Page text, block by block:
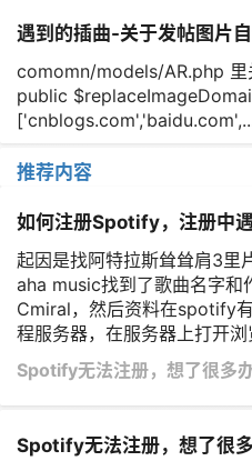
遇到的插曲-关于发帖图片
comomn/models/AR.php 里
public
推荐内容
如何注册Spotify，注册中
起因是找阿特拉斯耸耸肩3里
aha music找到了歌曲名字
Cmiral，然后资料在spotify
程服务器，在服务器上打开浏
Spotify无法注册，想了很多
Spotify无法注册，想了很